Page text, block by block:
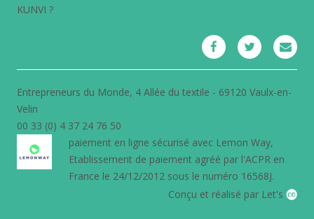
KUNVI ?
Entrepreneurs du Monde, 4 Allée du textile - 69120 Vaulx-en-
Velin
00 33 (0) 4 37 24 76 50
paiement en ligne sécurisé avec Lemon Way,
Etablissement de paiement agréé par l'ACPR en
France le 24/12/2012 sous le numéro 16568J.
Conçu et réalisé par Let's